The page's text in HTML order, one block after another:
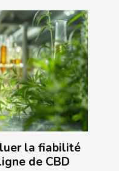
la fiabilité
de CBD